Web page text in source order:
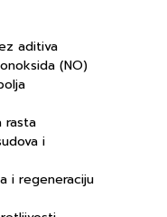
aditiva
(NO)
rasta
i
i regeneraciju